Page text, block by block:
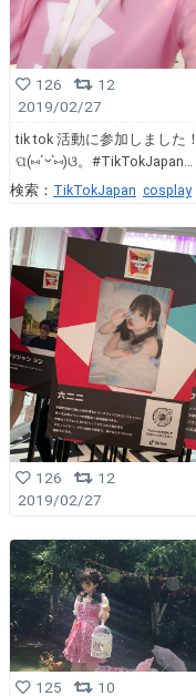
126
12
2019/02/27
tik tok 活動に参加しました！
ପ(⑅ˊᵕˋ⑅)ଓ。#TikTokJapan
検索： TikTokJapan cosplay
126
12
2019/02/27
125
10